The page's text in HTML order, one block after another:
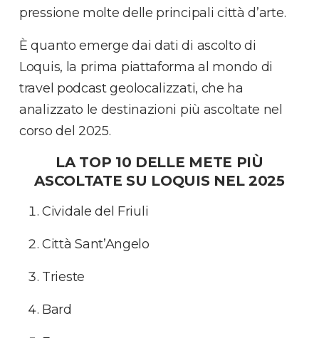
pressione molte delle principali città d’arte.
È quanto emerge dai dati di ascolto di
Loquis, la prima piattaforma al mondo di
travel podcast geolocalizzati, che ha
analizzato le destinazioni più ascoltate nel
corso del 2025.
LA TOP 10 DELLE METE PIÙ
ASCOLTATE SU LOQUIS NEL 2025
Cividale del Friuli
Città Sant’Angelo
Trieste
Bard